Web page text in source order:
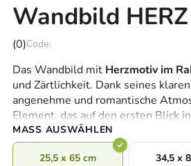
Wandbild
Die
Produktbewertung
ist
0,0
von
5
Sternen.
(0)
Das Wandbild mit Herzmotiv im
und Zärtlichkeit. Dank seines
angenehme und romantische
Element, das auf den ersten Blick
MASS AUSWÄHLEN
25,5 x 65 cm 34,5 x